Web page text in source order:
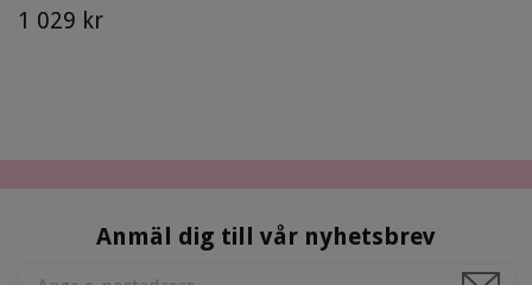
1 029 kr
Anmäl dig till vår nyhetsbrev